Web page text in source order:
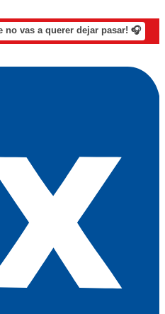
no vas a querer dejar pasar! 🎧